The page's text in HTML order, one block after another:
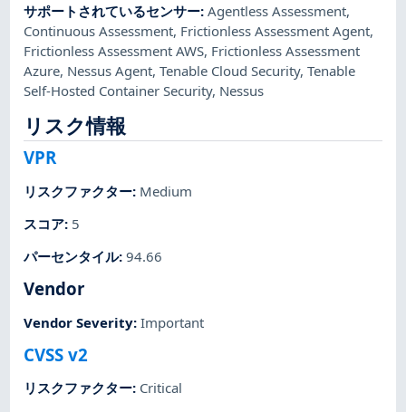
サポートされているセンサー:Agentless Assessment,
Continuous Assessment, Frictionless Assessment Agent,
Frictionless Assessment AWS, Frictionless Assessment
Azure, Nessus Agent,Tenable Cloud Security,Tenable
Self-Hosted Container Security, Nessus
リスク情報
VPR
リスクファクター: Medium
スコア: 5
パーセンタイル:94.66
Vendor
Vendor Severity:Important
CVSS v2
リスクファクター: Critical